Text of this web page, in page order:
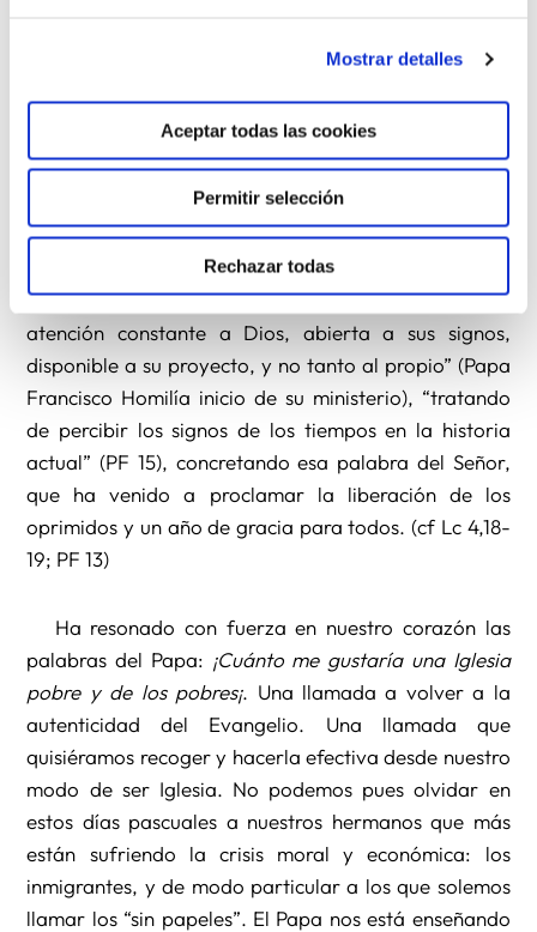
Mostrar detalles
Aceptar todas las cookies
Permitir selección
Rechazar todas
signo vivo de la presencia de Cristo Resucitado en el
mundo. Signos pues de Cristo consolador, que lleva,
por nuestra mediación, el gozo y la esperanza a un
mundo tan carente de signos de paz y fraternidad,
que le falta incluso la confianza para mirar al futuro.
Esa es la responsabilidad misionera de la vida
religiosa que se nutre de la escucha atenta de la
palabra en las diversas circunstancias, “con la
atención constante a Dios, abierta a sus signos,
disponible a su proyecto, y no tanto al propio” (Papa
Francisco Homilía inicio de su ministerio), “tratando
de percibir los signos de los tiempos en la historia
actual” (PF 15), concretando esa palabra del Señor,
que ha venido a proclamar la liberación de los
oprimidos y un año de gracia para todos. (cf Lc 4,18-
19; PF 13)
Ha resonado con fuerza en nuestro corazón las
palabras del Papa: ¡Cuánto me gustaría una Iglesia
pobre y de los pobres¡. Una llamada a volver a la
autenticidad del Evangelio. Una llamada que
quisiéramos recoger y hacerla efectiva desde nuestro
modo de ser Iglesia. No podemos pues olvidar en
estos días pascuales a nuestros hermanos que más
están sufriendo la crisis moral y económica: los
inmigrantes, y de modo particular a los que solemos
llamar los “sin papeles”. El Papa nos está enseñando